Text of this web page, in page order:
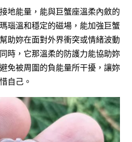
地能量，能與巨蟹座溫柔內斂的
瑙溫和穩定的磁場，能加強巨蟹
助妳在面對外界衝突或情緒波動
時，它那溫柔的防護力能協助妳
免被周圍的負能量所干擾，讓妳
自己。